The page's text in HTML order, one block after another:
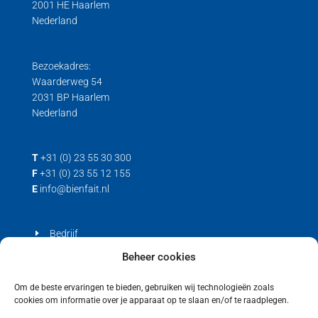
Beheer cookies
Om de beste ervaringen te bieden, gebruiken wij technologieën zoals
cookies om informatie over je apparaat op te slaan en/of te raadplegen.
Trek/druk kracht
Load cell voor trek- en drukkrachten
2001 HE Haarlem
Nederland
Bezoekadres:
Waarderweg 54
2031 BP Haarlem
Nederland
T +31 (0) 23 55 30 300
F +31 (0) 23 55 12 155
E info@bienfait.nl
Bedrijf